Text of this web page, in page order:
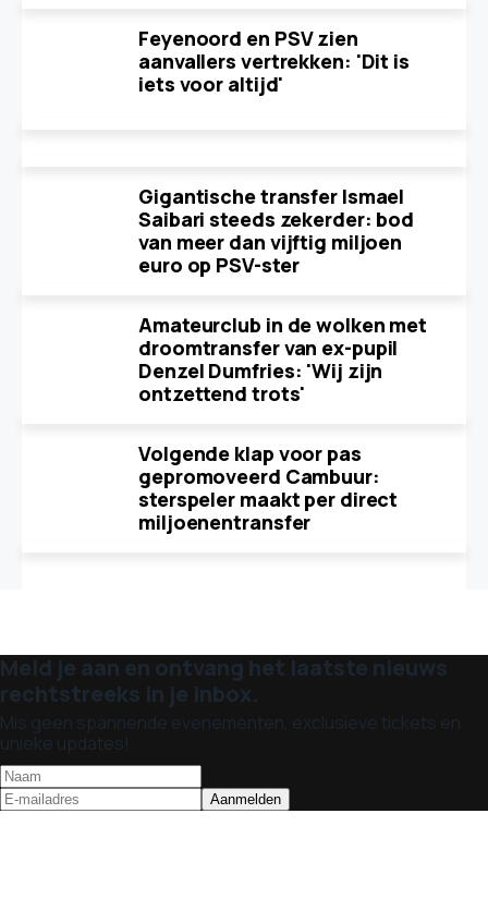
Feyenoord en PSV zien
aanvallers vertrekken: 'Dit is
iets voor altijd'
Gigantische transfer Ismael
Saibari steeds zekerder: bod
van meer dan vijftig miljoen
euro op PSV-ster
Amateurclub in de wolken met
droomtransfer van ex-pupil
Denzel Dumfries: 'Wij zijn
ontzettend trots'
Volgende klap voor pas
gepromoveerd Cambuur:
sterspeler maakt per direct
miljoenentransfer
Meld je aan en ontvang het laatste nieuws
rechtstreeks in je inbox.
Mis geen spannende evenementen, exclusieve tickets en
unieke updates!